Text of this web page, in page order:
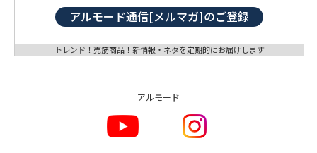
アルモード通信[メルマガ]のご登録
トレンド！売筋商品！新情報・ネタを定期的にお届けします
アルモード